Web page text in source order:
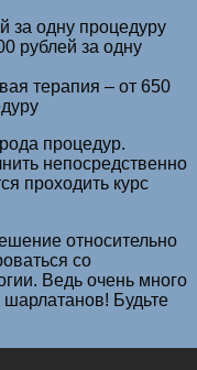
за одну процедуру
рублей за одну
терапия – от 650
процедур.
непосредственно
проходить курс
относительно
со
Ведь очень много
шарлатанов! Будьте